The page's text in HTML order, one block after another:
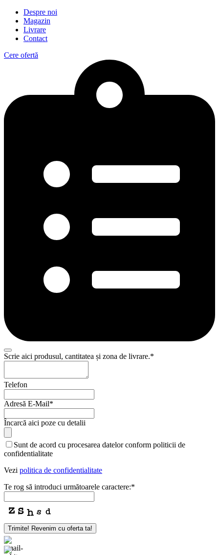
Despre noi
Magazin
Livrare
Contact
Cere ofertă
Your
Scrie aici produsul, cantitatea și zona de livrare.*
Telefon
Adresă E-Mail*
Încarcă aici poze cu detalii
Sunt de acord cu procesarea datelor conform politicii de
confidentialitate
Vezi politica de confidentialitate
Te rog să introduci următoarele caractere:*
Trimite! Revenim cu oferta ta!